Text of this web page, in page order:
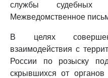
службы судебных
Межведомственное
В целях
взаимодействия с
России по розыску
скрывшихся от